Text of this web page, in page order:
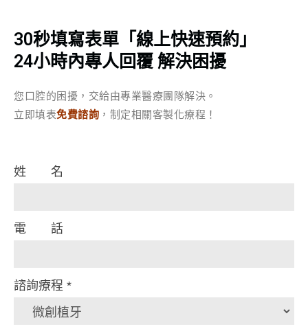
30秒填寫表單「線上快速預約」
24小時內專人回覆 解決困擾
您口腔的困擾，交給由專業醫療團隊解決。
立即填表免費諮詢 ，制定相關客製化療程！
Us
姓 名
電 話
諮詢療程 *